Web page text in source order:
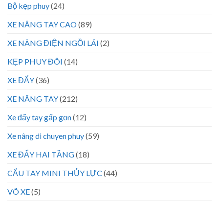
Bộ kẹp phuy(24)
XE NÂNG TAY CAO(89)
XE NÂNG ĐIỆN NGỒI LÁI (2)
KẸP PHUY ĐÔI (14)
XE ĐẨY(36)
XE NÂNG TAY(212)
Xe đẩy tay gấp gọn(12)
Xe nâng di chuyen phuy(59)
XE ĐẨY HAI TẦNG(18)
CẨU TAY MINI THỦY LỰC (44)
VÕ XE(5)